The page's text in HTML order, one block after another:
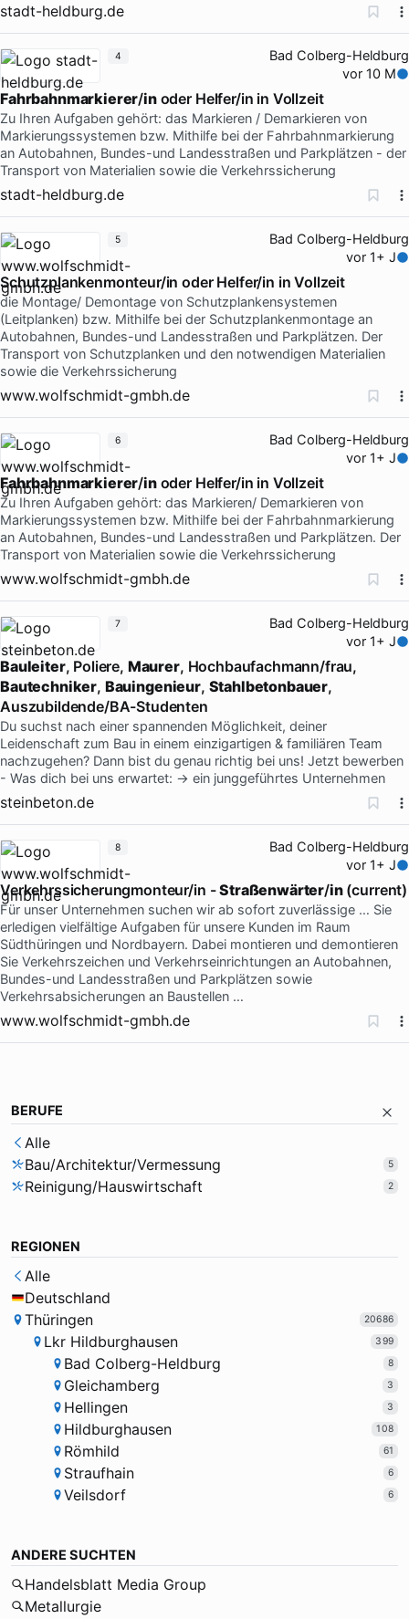
stadt-heldburg.de
Bad Colberg-Heldburg
vor 10 M
Fahrbahnmarkierer/inoder Helfer/in in Vollzeit
Zu Ihren Aufgaben gehört: das Markieren / Demarkieren von
Markierungssystemen bzw. Mithilfe bei der Fahrbahnmarkierung
an Autobahnen, Bundes-und Landesstraßen und Parkplätzen - der
Transport von Materialien sowie die Verkehrssicherung
stadt-heldburg.de
4
Bad Colberg-Heldburg
vor 1+ J
Schutzplankenmonteur/in oder Helfer/in in Vollzeit
die Montage/ Demontage von Schutzplankensystemen
(Leitplanken) bzw. Mithilfe bei der Schutzplankenmontage an
Autobahnen, Bundes-und Landesstraßen und Parkplätzen. Der
Transport von Schutzplanken und den notwendigen Materialien
sowie die Verkehrssicherung
www.wolfschmidt-gmbh.de
5
Bad Colberg-Heldburg
vor 1+ J
Fahrbahnmarkierer/inoder Helfer/in in Vollzeit
Zu Ihren Aufgaben gehört: das Markieren/ Demarkieren von
Markierungssystemen bzw. Mithilfe bei der Fahrbahnmarkierung
an Autobahnen, Bundes-und Landesstraßen und Parkplätzen. Der
Transport von Materialien sowie die Verkehrssicherung
www.wolfschmidt-gmbh.de
6
Bad Colberg-Heldburg
vor 1+ J
Bauleiter, Poliere, Maurer, Hochbaufachmann/frau,
Bautechniker, Bauingenieur, Stahlbetonbauer,
Auszubildende/BA-Studenten
Du suchst nach einer spannenden Möglichkeit, deiner
Leidenschaft zum Bau in einem einzigartigen & familiären Team
nachzugehen? Dann bist du genau richtig bei uns! Jetzt bewerben
- Was dich bei uns erwartet: → ein junggeführtes Unternehmen
steinbeton.de
7
Bad Colberg-Heldburg
vor 1+ J
Verkehrssicherungmonteur/in -Straßenwärter/in(current)
Für unser Unternehmen suchen wir ab sofort zuverlässige … Sie
erledigen vielfältige Aufgaben für unsere Kunden im Raum
Südthüringen und Nordbayern. Dabei montieren und demontieren
Sie Verkehrszeichen und Verkehrseinrichtungen an Autobahnen,
Bundes-und Landesstraßen und Parkplätzen sowie
Verkehrsabsicherungen an Baustellen …
www.wolfschmidt-gmbh.de
8
BERUFE
Alle
Bau/Architektur/Vermessung
5
Reinigung/Hauswirtschaft 2
REGIONEN
Alle
Deutschland
Thüringen
20686
Lkr Hildburghausen 399
Bad Colberg-Heldburg 8
Gleichamberg 3
Hellingen 3
Hildburghausen 108
Römhild 61
Straufhain 6
Veilsdorf 6
ANDERE SUCHTEN
Handelsblatt Media Group
Metallurgie